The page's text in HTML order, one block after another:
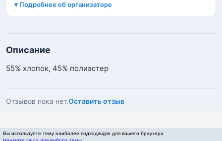
Подробнее об организаторе
Описание
55% хлопок, 45% полиэстер
Отзывов пока нет.Оставить отзыв
Вы используете тему наиболее подходящую для вашего браузера